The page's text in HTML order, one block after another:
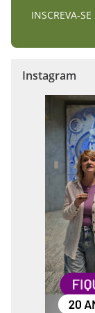
INSCREVA-
Instagram